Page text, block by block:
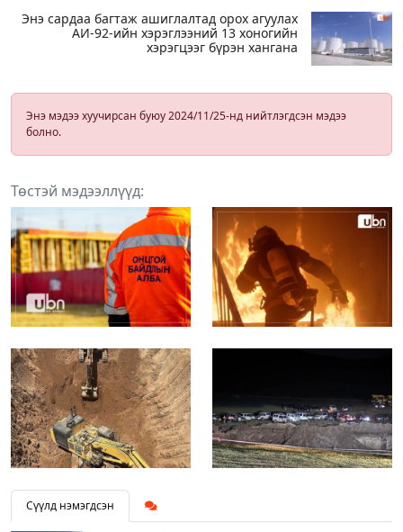
Энэ сардаа багтаж ашиглалтад орох агуулах
АИ-92-ийн хэрэглээний 13 хоногийн
хэрэгцээг бүрэн хангана
Энэ мэдээ хуучирсан буюу 2024/11/25-нд нийтлэгдсэн мэдээ
болно.
Төстэй мэдээллүүд:
Сүүлд нэмэгдсэн